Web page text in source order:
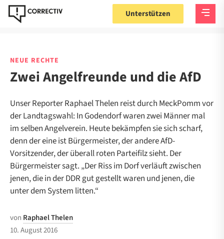
Unterstützen
NEUE RECHTE
Zwei Angelfreunde und die AfD
Unser Reporter Raphael Thelen reist durch MeckPomm vor
der Landtagswahl: In Godendorf waren zwei Männer mal
im selben Angelverein. Heute bekämpfen sie sich scharf,
denn der eine ist Bürgermeister, der andere AfD-
Vorsitzender, der überall roten Parteifilz sieht. Der
Bürgermeister sagt. „Der Riss im Dorf verläuft zwischen
jenen, die in der DDR gut gestellt waren und jenen, die
unter dem System litten.“
von Raphael Thelen
10. August 2016